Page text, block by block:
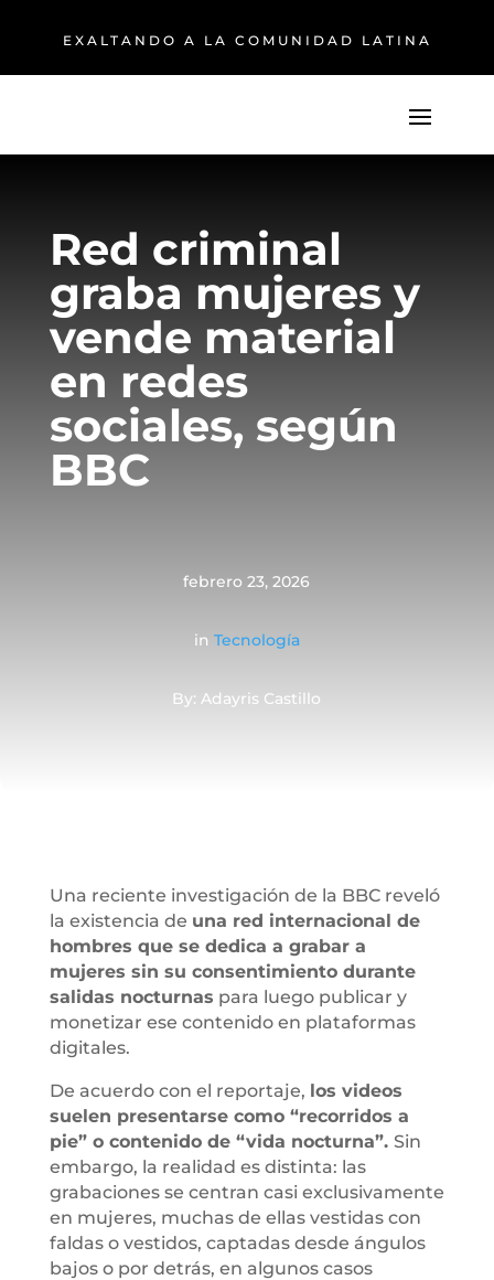
EXALTANDO A LA COMUNIDAD LATINA
Red criminal
graba mujeres y
vende material
en redes
sociales, según
BBC
febrero 23, 2026
in Tecnología
By: Adayris Castillo
Una reciente investigación de la BBC reveló
la existencia de una red internacional de
hombres que se dedica a grabar a
mujeres sin su consentimiento durante
salidas nocturnas para luego publicar y
monetizar ese contenido en plataformas
digitales.
De acuerdo con el reportaje, los videos
suelen presentarse como “recorridos a
pie” o contenido de “vida nocturna”. Sin
embargo, la realidad es distinta: las
grabaciones se centran casi exclusivamente
en mujeres, muchas de ellas vestidas con
faldas o vestidos, captadas desde ángulos
bajos o por detrás, en algunos casos